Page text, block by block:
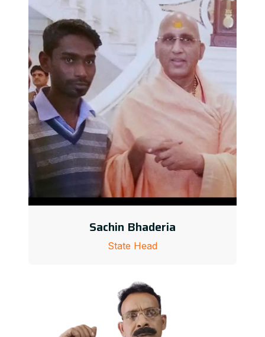
Sachin Bhaderia
State Head